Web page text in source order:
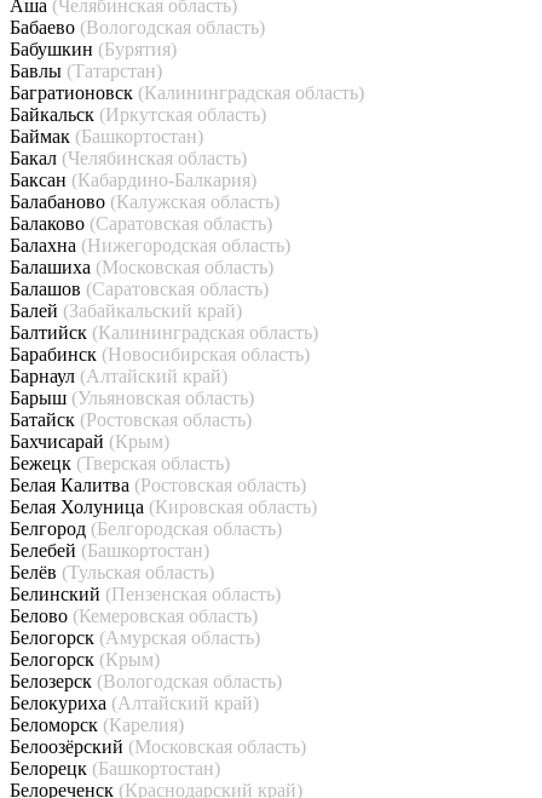
Аша (Челябинская область)
Бабаево (Вологодская область)
Бабушкин (Бурятия)
Бавлы (Татарстан)
Багратионовск (Калининградская область)
Байкальск (Иркутская область)
Баймак (Башкортостан)
Бакал (Челябинская область)
Баксан (Кабардино-Балкария)
Балабаново (Калужская область)
Балаково (Саратовская область)
Балахна (Нижегородская область)
Балашиха (Московская область)
Балашов (Саратовская область)
Балей (Забайкальский край)
Балтийск (Калининградская область)
Барабинск (Новосибирская область)
Барнаул (Алтайский край)
Барыш (Ульяновская область)
Батайск (Ростовская область)
Бахчисарай (Крым)
Бежецк (Тверская область)
Белая Калитва (Ростовская область)
Белая Холуница (Кировская область)
Белгород (Белгородская область)
Белебей (Башкортостан)
Белёв (Тульская область)
Белинский (Пензенская область)
Белово (Кемеровская область)
Белогорск (Амурская область)
Белогорск (Крым)
Белозерск (Вологодская область)
Белокуриха (Алтайский край)
Беломорск (Карелия)
Белоозёрский (Московская область)
Белорецк (Башкортостан)
Белореченск (Краснодарский край)